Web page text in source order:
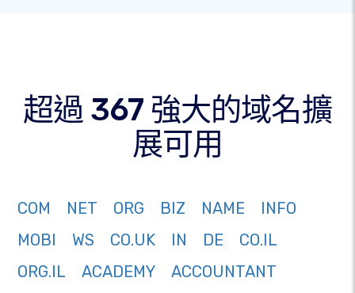
超過 367 強大的域名擴
展可用
COM NET ORG BIZ NAME
INFO
MOBI
WS CO.UK IN DE
CO.IL
ORG.IL
ACADEMY
ACCOUNTANT